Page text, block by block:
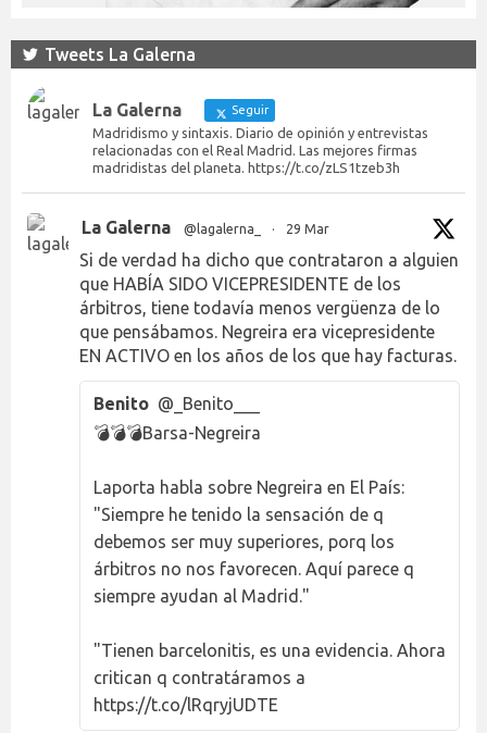
Tweets La Galerna
La Galerna Seguir
Madridismo y sintaxis. Diario de opinión y entrevistas
relacionadas con el Real Madrid. Las mejores firmas
madridistas del planeta. https://t.co/zLS1tzeb3h
La Galerna @lagalerna_ · 29 Mar
Si de verdad ha dicho que contrataron a alguien
que HABÍA SIDO VICEPRESIDENTE de los
árbitros, tiene todavía menos vergüenza de lo
que pensábamos. Negreira era vicepresidente
EN ACTIVO en los años de los que hay facturas.
Benito @_Benito___
💣💣💣Barsa-Negreira
Laporta habla sobre Negreira en El País:
"Siempre he tenido la sensación de q
debemos ser muy superiores, porq los
árbitros no nos favorecen. Aquí parece q
siempre ayudan al Madrid."
"Tienen barcelonitis, es una evidencia. Ahora
critican q contratáramos a
https://t.co/lRqryjUDTE